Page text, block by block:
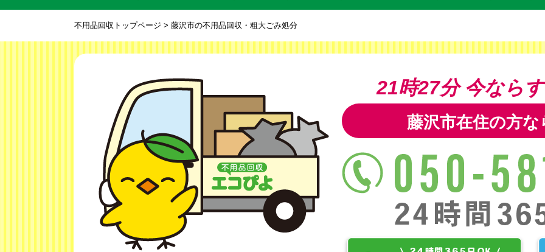
不用品回収トップページ > 藤沢市の不用品回収・粗大ごみ処分
21時27分 今なら
藤沢市在住の方な